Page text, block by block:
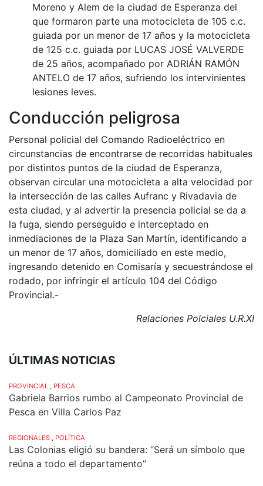
Moreno y Alem de la ciudad de Esperanza del
que formaron parte una motocicleta de 105 c.c.
guiada por un menor de 17 años y la motocicleta
de 125 c.c. guiada por LUCAS JOSÉ VALVERDE
de 25 años, acompañado por ADRIÁN RAMÓN
ANTELO de 17 años, sufriendo los intervinientes
lesiones leves.
Conducción peligrosa
Personal policial del Comando Radioeléctrico en
circunstancias de encontrarse de recorridas habituales
por distintos puntos de la ciudad de Esperanza,
observan circular una motocicleta a alta velocidad por
la intersección de las calles Aufranc y Rivadavia de
esta ciudad, y al advertir la presencia policial se da a
la fuga, siendo perseguido e interceptado en
inmediaciones de la Plaza San Martín, identificando a
un menor de 17 años, domiciliado en este medio,
ingresando detenido en Comisaría y secuestrándose el
rodado, por infringir el artículo 104 del Código
Provincial.-
Relaciones Polciales U.R.XI
ÚLTIMAS NOTICIAS
PROVINCIAL , PESCA
Gabriela Barrios rumbo al Campeonato Provincial de
Pesca en Villa Carlos Paz
REGIONALES , POLÍTICA
Las Colonias eligió su bandera: “Será un símbolo que
reúna a todo el departamento”